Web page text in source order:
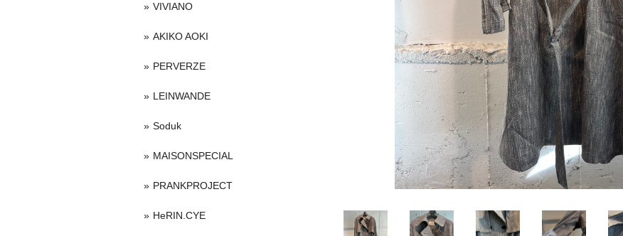
VIVIANO
AKIKO AOKI
PERVERZE
LEINWANDE
Soduk
MAISONSPECIAL
PRANKPROJECT
HeRIN.CYE